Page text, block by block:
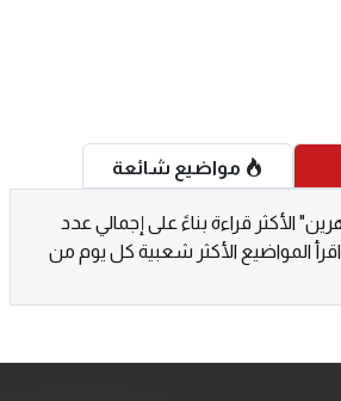
الأكثر قراءة بناءً على إجمالي عدد
المواضيع الأكثر شعبية كل يوم من